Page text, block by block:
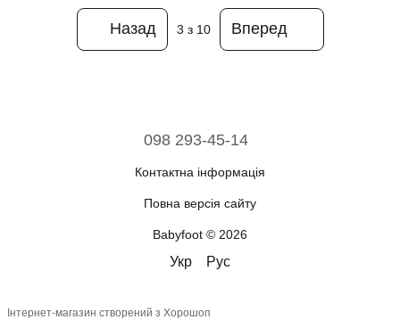
Назад 3 з 10 Вперед
098 293-45-14
Контактна інформація
Повна версія сайту
Babyfoot © 2026
Укр Рус
Інтернет-магазин створений з Хорошоп